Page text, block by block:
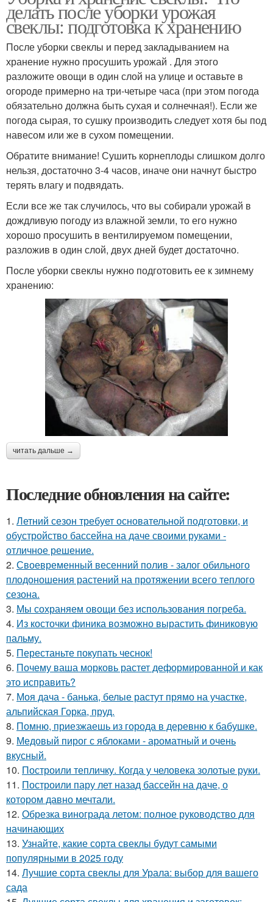
делать после уборки урожая
свеклы: подготовка к хранению
После уборки свеклы и перед закладыванием на
хранение нужно просушить урожай . Для этого
разложите овощи в один слой на улице и оставьте в
огороде примерно на три-четыре часа (при этом погода
обязательно должна быть сухая и солнечная!). Если же
погода сырая, то сушку производить следует хотя бы под
навесом или же в сухом помещении.
Обратите внимание! Сушить корнеплоды слишком долго
нельзя, достаточно 3-4 часов, иначе они начнут быстро
терять влагу и подвядать.
Если все же так случилось, что вы собирали урожай в
дождливую погоду из влажной земли, то его нужно
хорошо просушить в вентилируемом помещении,
разложив в один слой, двух дней будет достаточно.
После уборки свеклы нужно подготовить ее к зимнему
хранению:
читать дальше →
Последние обновления на сайте:
1. Летний сезон требует основательной подготовки, и
обустройство бассейна на даче своими руками -
отличное решение.
2. Своевременный весенний полив - залог обильного
плодоношения растений на протяжении всего теплого
сезона.
3. Мы сохраняем овощи без использования погреба.
4. Из косточки финика возможно вырастить финиковую
пальму.
5. Перестаньте покупать чеснок!
6. Почему ваша морковь растет деформированной и как
это исправить?
7. Моя дача - банька, белые растут прямо на участке,
альпийская Горка, пруд.
8. Помню, приезжаешь из города в деревню к бабушке.
9. Медовый пирог с яблоками - ароматный и очень
вкусный.
10. Построили тепличку. Когда у человека золотые руки.
11. Построили пару лет назад бассейн на даче, о
котором давно мечтали.
12. Обрезка винограда летом: полное руководство для
начинающих
13. Узнайте, какие сорта свеклы будут самыми
популярными в 2025 году
14. Лучшие сорта свеклы для Урала: выбор для вашего
сада